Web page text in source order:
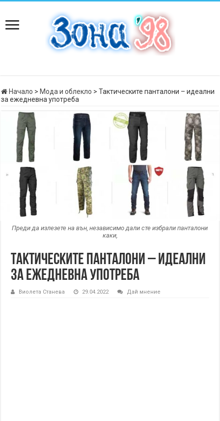
Начало > Мода и облекло > Тактическите панталони – идеални
за ежедневна употреба
Преди да излезете на вън, независимо дали сте избрали панталони
каки,
Тактическите панталони – идеални
за ежедневна употреба
Виолета Станева 29.04.2022 Дай мнение